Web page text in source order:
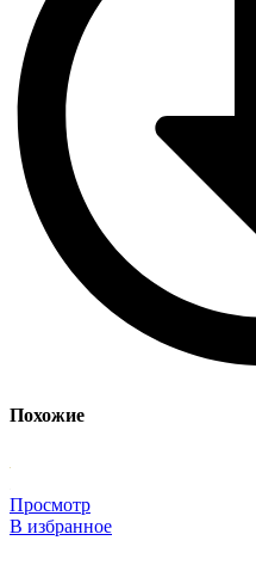
Похожие
Просмотр
В избранное